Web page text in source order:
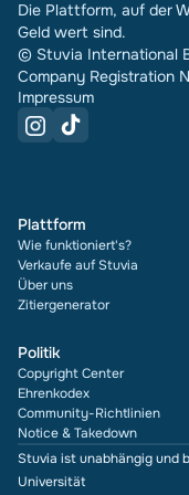
Die Plattform, auf der
Geld wert sind.
© Stuvia International
Company Registration
Impressum
Plattform
Wie funktioniert's?
Verkaufe auf Stuvia
Über uns
Zitiergenerator
Politik
Copyright Center
Ehrenkodex
Community-Richtlinien
Notice & Takedown
Stuvia ist unabhängig und
Universität